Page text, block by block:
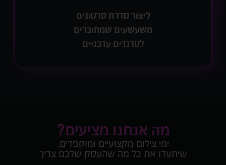
ליצור סדרת סרטונים
משעשעים שמחוברים
לטרנדים עדכניים
מה אנחנו מציעים?
ימי צילום מקצועיים ומוקפדים,
שיתעדו את כל מה שהעסק שלכם צריך